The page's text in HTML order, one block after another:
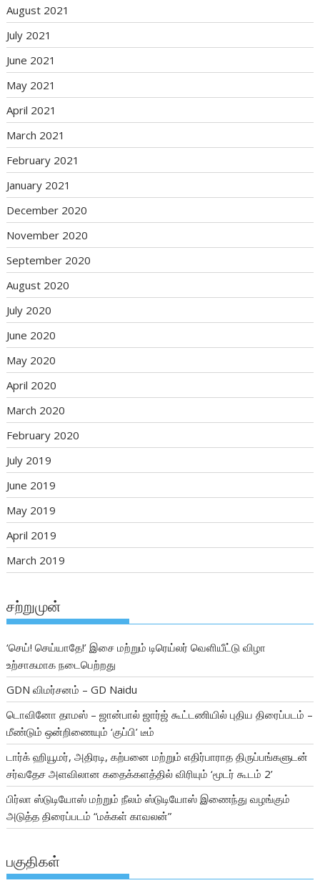
August 2021
July 2021
June 2021
May 2021
April 2021
March 2021
February 2021
January 2021
December 2020
November 2020
September 2020
August 2020
July 2020
June 2020
May 2020
April 2020
March 2020
February 2020
July 2019
June 2019
May 2019
April 2019
March 2019
சற்றுமுன்
‘செய்! செய்யாதே!’ இசை மற்றும் டிரெய்லர் வெளியீட்டு விழா
உற்சாகமாக நடைபெற்றது
GDN விமர்சனம் – GD Naidu
டொவினோ தாமஸ் – ஜான்பால் ஜார்ஜ் கூட்டணியில் புதிய திரைப்படம் –
மீண்டும் ஒன்றிணையும் ‘குப்பி’ டீம்
டார்க் ஹியூமர், அதிரடி, கற்பனை மற்றும் எதிர்பாராத திருப்பங்களுடன்
சர்வதேச அளவிலான கதைக்களத்தில் விரியும் ‘மூடர் கூடம் 2’
பிர்லா ஸ்டுடியோஸ் மற்றும் நீலம் ஸ்டுடியோஸ் இணைந்து வழங்கும்
அடுத்த திரைப்படம் “மக்கள் காவலன்”
பகுதிகள்